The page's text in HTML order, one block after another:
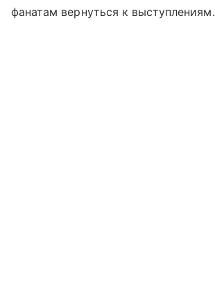
фанатам вернуться к выступлениям.